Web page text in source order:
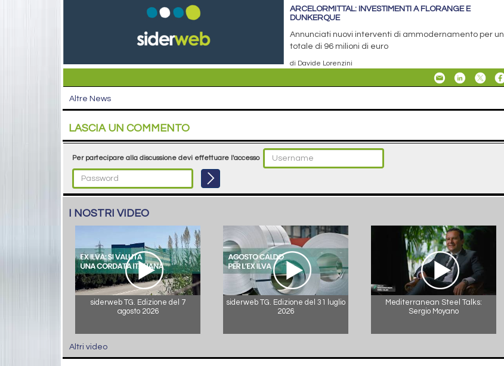
ARCELORMITTAL: INVESTIMENTI A FLORANGE E
DUNKERQUE
Annunciati nuovi interventi di ammodernamento per un
totale di 96 milioni di euro
di Davide Lorenzini
Altre News
LASCIA UN COMMENTO
Per partecipare alla discussione devi effettuare l'accesso
I NOSTRI VIDEO
siderweb TG. Edizione del 7
agosto 2026
siderweb TG. Edizione del 31 luglio
2026
Mediterranean Steel Talks:
Sergio Moyano
Altri video